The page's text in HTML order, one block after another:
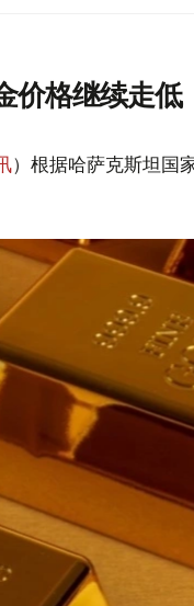
价格继续走低
）根据哈萨克斯坦国